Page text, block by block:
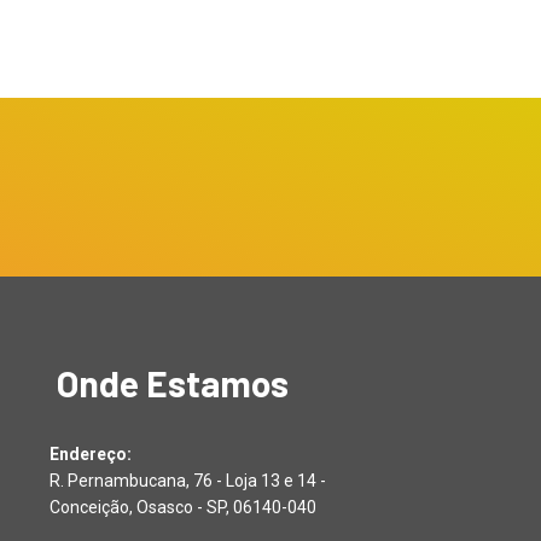
Onde Estamos
Endereço:
R. Pernambucana, 76 - Loja 13 e 14 -
Conceição, Osasco - SP, 06140-040